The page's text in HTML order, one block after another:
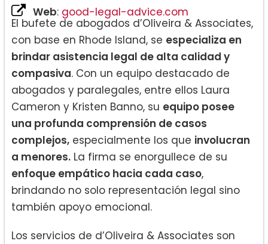
Web: good-legal-advice.com
El bufete de abogados d’Oliveira & Associates,
con base en Rhode Island, se especializa en
brindar asistencia legal de alta calidad y
compasiva. Con un equipo destacado de
abogados y paralegales, entre ellos Laura
Cameron y Kristen Banno, su equipo posee
una profunda comprensión de casos
complejos, especialmente los que involucran
a menores. La firma se enorgullece de su
enfoque empático hacia cada caso,
brindando no solo representación legal sino
también apoyo emocional.
Los servicios de d’Oliveira & Associates son